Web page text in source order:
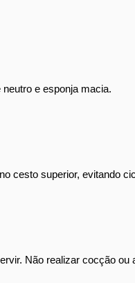
e esponja macia.
cesto superior, evitando
Não realizar cocção ou